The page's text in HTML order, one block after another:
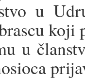
u
koji
u